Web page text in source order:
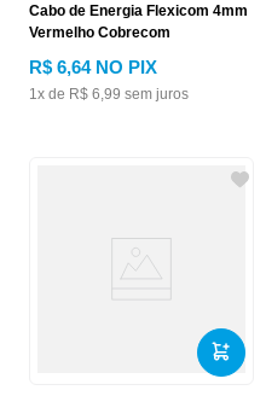
Cabo de Energia Flexicom 4mm
Vermelho Cobrecom
R$ 6,64NO PIX
1x de R$ 6,99 sem juros